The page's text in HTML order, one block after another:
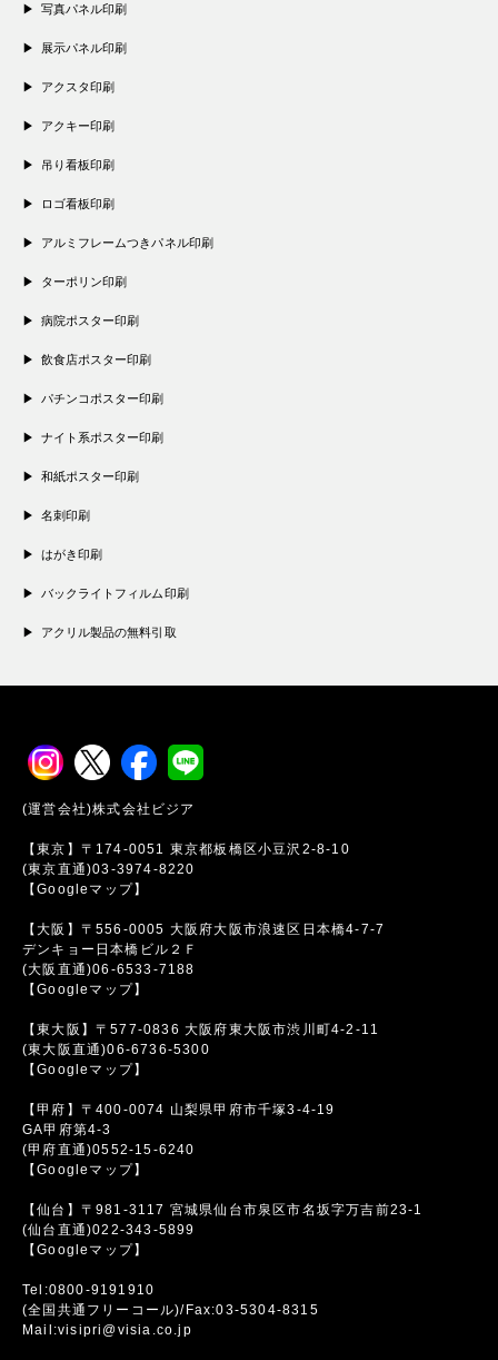
写真パネル印刷
展示パネル印刷
アクスタ印刷
アクキー印刷
吊り看板印刷
ロゴ看板印刷
アルミフレームつきパネル印刷
ターポリン印刷
病院ポスター印刷
飲食店ポスター印刷
パチンコポスター印刷
ナイト系ポスター印刷
和紙ポスター印刷
名刺印刷
はがき印刷
バックライトフィルム印刷
アクリル製品の無料引取
(運営会社)株式会社ビジア
【東京】〒174-0051 東京都板橋区小豆沢2-8-10
(東京直通)03-3974-8220
【Googleマップ】
【大阪】〒556-0005 大阪府大阪市浪速区日本橋4-7-7
デンキョー日本橋ビル２Ｆ
(大阪直通)06-6533-7188
【Googleマップ】
【東大阪】〒577-0836 大阪府東大阪市渋川町4-2-11
(東大阪直通)06-6736-5300
【Googleマップ】
【甲府】〒400-0074 山梨県甲府市千塚3-4-19
GA甲府第4-3
(甲府直通)0552-15-6240
【Googleマップ】
【仙台】〒981-3117 宮城県仙台市泉区市名坂字万吉前23-1
(仙台直通)022-343-5899
【Googleマップ】
Tel:0800-9191910
(全国共通フリーコール)/Fax:03-5304-8315
Mail:visipri@visia.co.jp